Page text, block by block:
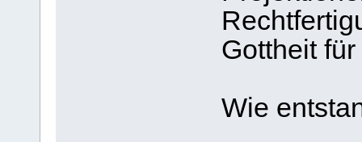
Gottheit
Wie